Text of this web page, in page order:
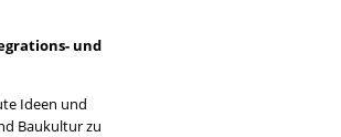
und
Ideen und
Baukultur zu